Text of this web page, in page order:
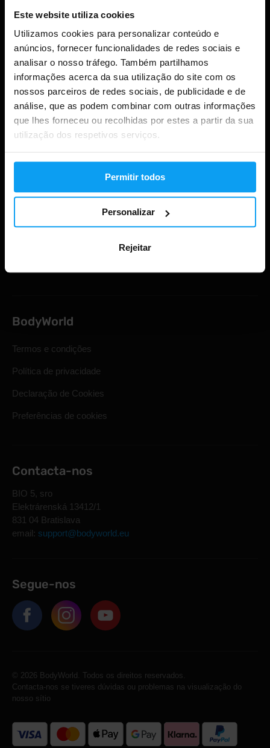
Este website utiliza cookies
Utilizamos cookies para personalizar conteúdo e
anúncios, fornecer funcionalidades de redes sociais e
analisar o nosso tráfego. Também partilhamos
informações acerca da sua utilização do site com os
nossos parceiros de redes sociais, de publicidade e de
análise, que as podem combinar com outras informações
que lhes forneceu ou recolhidas por estes a partir da sua
utilização dos respetivos serviços.
Permitir todos
Personalizar
Rejeitar
Compras
Acompanha a tua encomenda
Cartões de oferta
BodyWorld
Termos e condições
Política de privacidade
Declaração de Cookies
Preferências de cookies
Contacta-nos
BIO 5, sro
Elektrárenská 13412/1
831 04 Bratislava
email: support@bodyworld.eu
Segue-nos
© 2026 BodyWorld. Todos os direitos reservados.
Contacta-nos se tiveres dúvidas ou problemas na visualização do
nosso sítio